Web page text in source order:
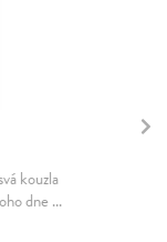
kouzla
dne ...